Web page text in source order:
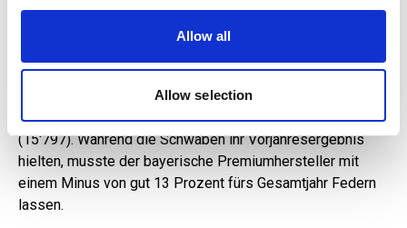
may combine it with other information that you’ve
provided to them or that they’ve collected from your use
Allow all
Allow selection
Vergleich zum Vorjahr rund 3500 Verkäufe in den ersten
elf Monaten. Mit 20'982 Neuzulassungen führt VW aber
und damit ein Plus von gut fünf Prozent zum Vorjahr
verbucht. Als Nummer drei hat sich Skoda etabliert
(19'196 Neuwagen) vor Mercedes-Benz (17'843) und Audi
(15'797). Während die Schwaben ihr Vorjahresergebnis
hielten, musste der bayerische Premiumhersteller mit
einem Minus von gut 13 Prozent fürs Gesamtjahr Federn
lassen.